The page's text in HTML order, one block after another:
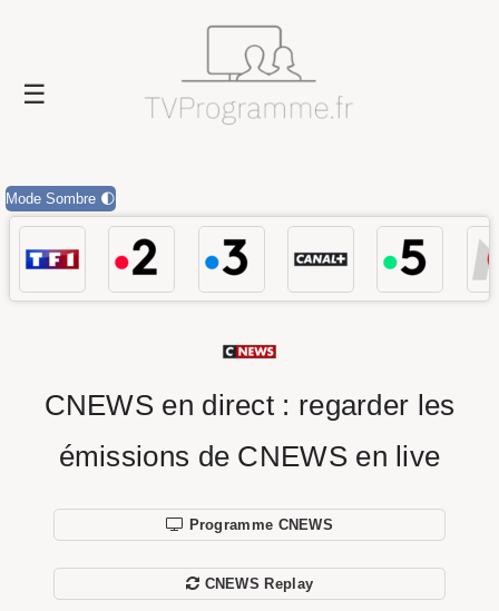
Mode Sombre 🌓
CNEWS en direct : regarder les
émissions de CNEWS en live
Programme CNEWS
CNEWS Replay